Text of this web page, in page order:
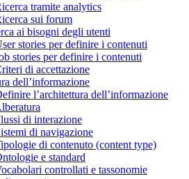
tramite analytics
sui forum
ai bisogni degli utenti
stories per definire i contenuti
stories per definire i contenuti
di accettazione
dell’informazione
l’architettura dell’informazione
di interazione
di navigazione
di contenuto (content type)
e standard
controllati e tassonomie